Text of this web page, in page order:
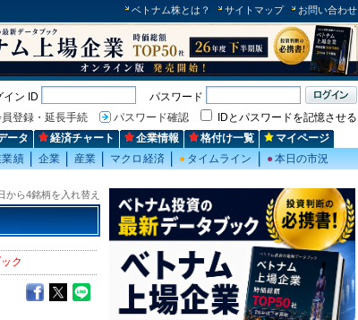
ベトナム株とは？ サイトマップ お問い合わせ
イン ID
パスワード
登録・延長手続
パスワード確認
IDとパスワードを記憶させる
ータ 経済チャート 企業情報 格付け一覧
マイページ
績 企業 産業 マクロ経済 ● タイムライン ●本日の市況
から4銘柄を入れ替え
ク